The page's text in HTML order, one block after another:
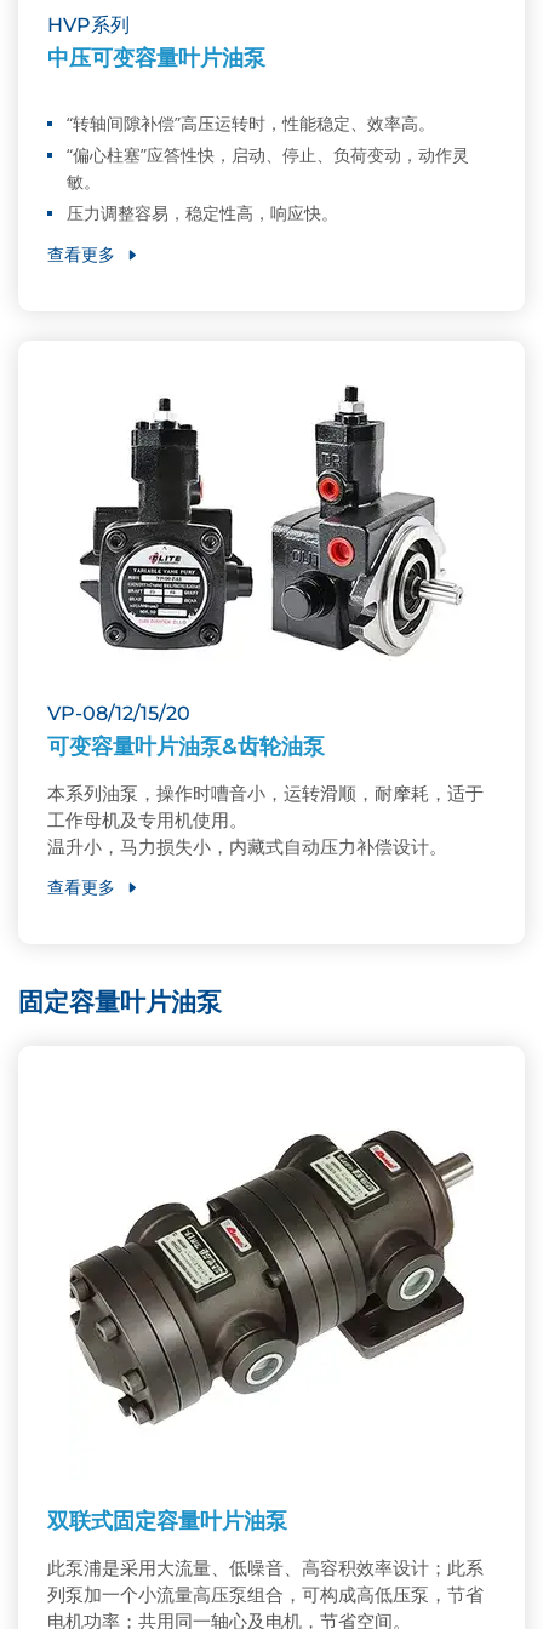
HVP系列
中压可变容量叶片油泵
“转轴间隙补偿”高压运转时，性能稳定、效率高。
“偏心柱塞”应答性快，启动、停止、负荷变动，动作灵
敏。
压力调整容易，稳定性高，响应快。
查看更多
VP-08/12/15/20
可变容量叶片油泵&齿轮油泵
本系列油泵，操作时嘈音小，运转滑顺，耐摩耗，适于
工作母机及专用机使用。
温升小，马力损失小，内藏式自动压力补偿设计。
查看更多
固定容量叶片油泵
双联式固定容量叶片油泵
此泵浦是采用大流量、低噪音、高容积效率设计；此系
列泵加一个小流量高压泵组合，可构成高低压泵，节省
电机功率；共用同一轴心及电机，节省空间。